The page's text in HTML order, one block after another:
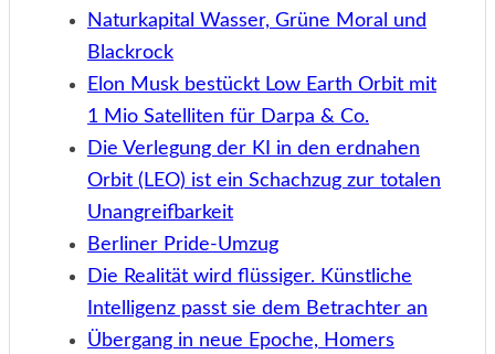
Naturkapital Wasser, Grüne Moral und
Blackrock
Elon Musk bestückt Low Earth Orbit mit
1 Mio Satelliten für Darpa & Co.
Die Verlegung der KI in den erdnahen
Orbit (LEO) ist ein Schachzug zur totalen
Unangreifbarkeit
Berliner Pride-Umzug
Die Realität wird flüssiger. Künstliche
Intelligenz passt sie dem Betrachter an
Übergang in neue Epoche, Homers